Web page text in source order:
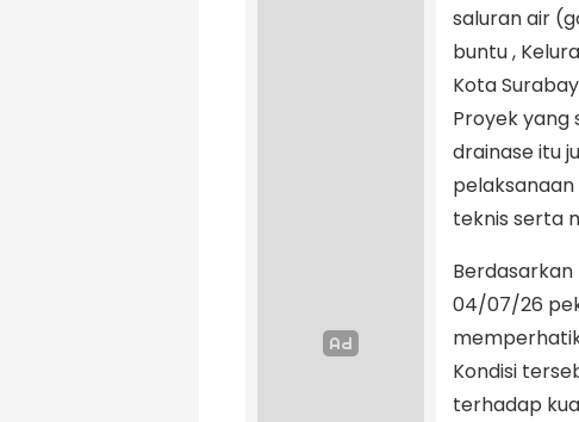
saluran air
buntu ,
Kota
Proyek yang
drainase itu
teknis serta
04/07/26
Kondisi
terhadap